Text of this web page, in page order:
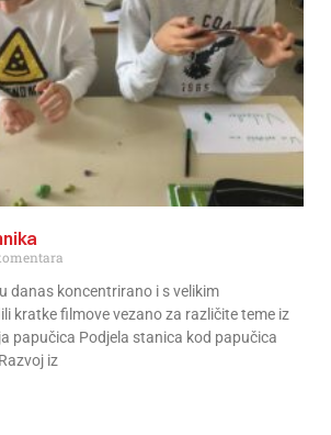
danas koncentrirano i s velikim
kratke filmove vezano za različite teme iz
papučica Podjela stanica kod papučica
iz